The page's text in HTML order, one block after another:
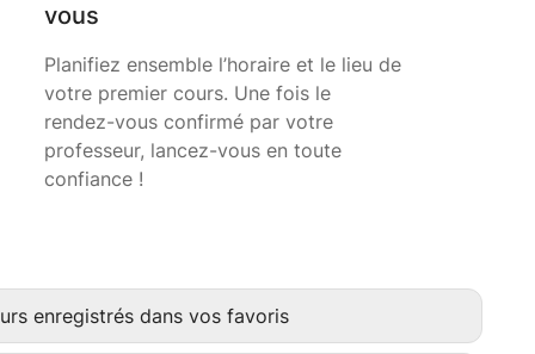
vous
Planifiez ensemble l’horaire et le lieu de
votre premier cours. Une fois le
rendez-vous confirmé par votre
professeur, lancez-vous en toute
confiance !
enregistrés dans vos favoris